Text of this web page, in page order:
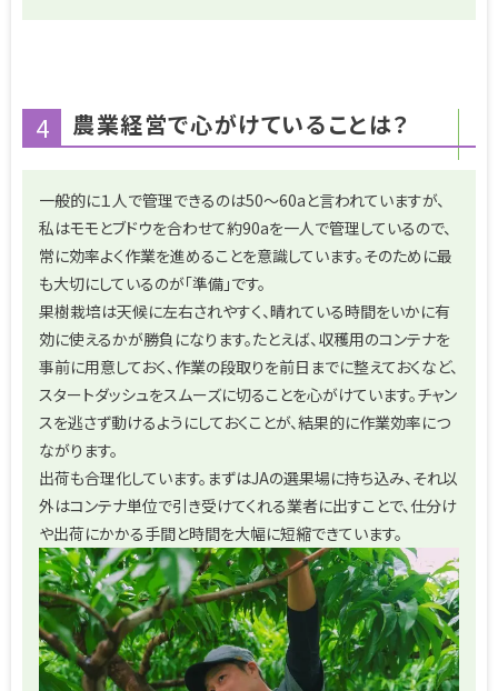
4 農業経営で心がけていることは？
一般的に１人で管理できるのは50～60aと言われていますが、
私はモモとブドウを合わせて約90aを一人で管理しているので、
常に効率よく作業を進めることを意識しています。そのために最
も大切にしているのが「準備」です。
果樹栽培は天候に左右されやすく、晴れている時間をいかに有
効に使えるかが勝負になります。たとえば、収穫用のコンテナを
事前に用意しておく、作業の段取りを前日までに整えておくなど、
スタートダッシュをスムーズに切ることを心がけています。チャン
スを逃さず動けるようにしておくことが、結果的に作業効率につ
ながります。
出荷も合理化しています。まずはJAの選果場に持ち込み、それ以
外はコンテナ単位で引き受けてくれる業者に出すことで、仕分け
や出荷にかかる手間と時間を大幅に短縮できています。